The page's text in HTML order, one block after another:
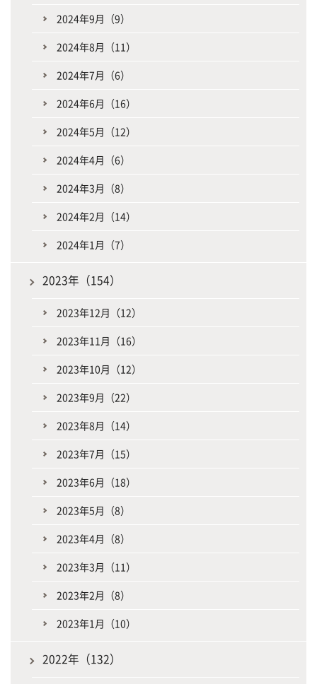
2024年9月（9）
2024年8月（11）
2024年7月（6）
2024年6月（16）
2024年5月（12）
2024年4月（6）
2024年3月（8）
2024年2月（14）
2024年1月（7）
2023年（154）
2023年12月（12）
2023年11月（16）
2023年10月（12）
2023年9月（22）
2023年8月（14）
2023年7月（15）
2023年6月（18）
2023年5月（8）
2023年4月（8）
2023年3月（11）
2023年2月（8）
2023年1月（10）
2022年（132）